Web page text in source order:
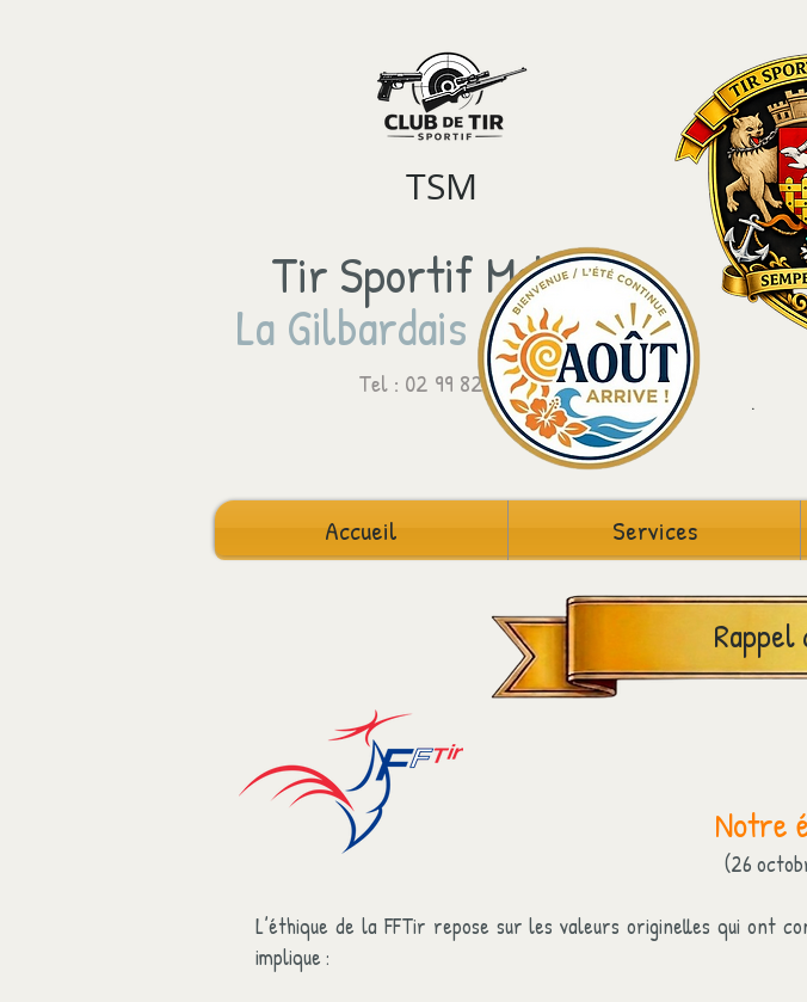
TSM
Tir Sportif Malouin
La Gilbardais - St-Malo
Tel : 02 99 82 64 85
.
Accueil Services
Notre
(26
L’éthique de la FFTir repose sur les valeurs originelles qui ont
implique :
Rappel